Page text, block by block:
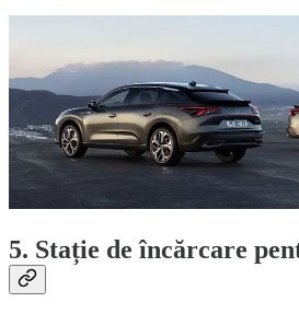
5. Stație de încărcare